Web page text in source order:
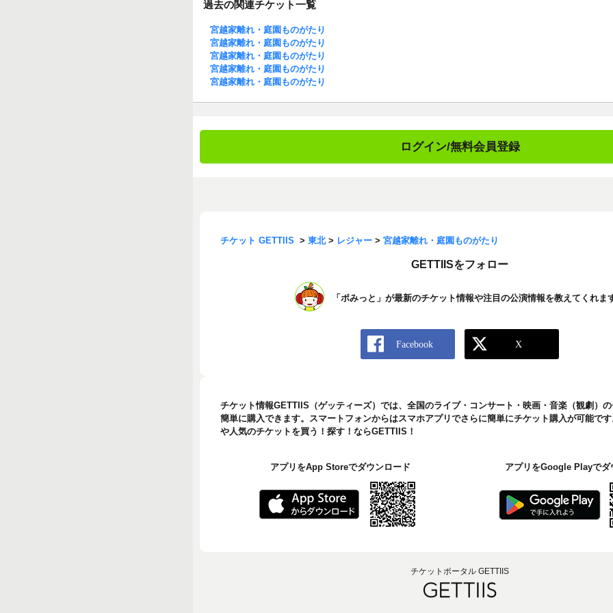
過去の関連チケット一覧
宮越家離れ・庭園ものがたり
宮越家離れ・庭園ものがたり
宮越家離れ・庭園ものがたり
宮越家離れ・庭園ものがたり
宮越家離れ・庭園ものがたり
ログイン/無料会員登録
チケット GETTIIS > 東北> レジャー > 宮越家離れ・庭園ものがたり
GETTIISをフォロー
「ポみっと」が最新のチケット情報や注目の公演情報を教えてくれま
チケット情報GETTIIS（ゲッティーズ）では、全国のライブ・コンサート・映画・音楽（観劇）
簡単に購入できます。スマートフォンからはスマホアプリでさらに簡単にチケット購入が可能で
や人気のチケットを買う！探す！ならGETTIIS！
アプリをApp Storeでダウンロード アプリをGoogle Playでダ
チケットポータル GETTIIS